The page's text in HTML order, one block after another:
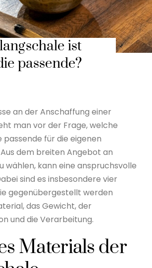
ist
passende?
an der Anschaffung einer
man vor der Frage, welche
passende für die eigenen
dem breiten Angebot an
wählen, kann eine anspruchsvolle
sind es insbesondere vier
gegenübergestellt werden
das Gewicht, der
und die Verarbeitung.
Materials der